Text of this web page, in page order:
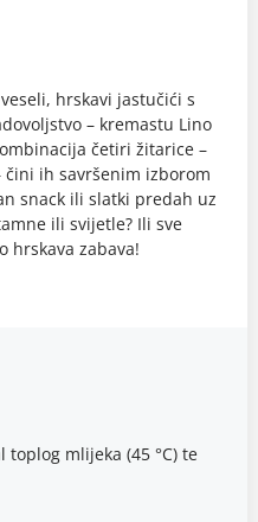
hrskavi jastučići s
– kremastu Lino
četiri žitarice –
čini ih savršenim izborom
snack ili slatki predah uz
ili svijetle? Ili sve
hrskava zabava!
mlijeka (45 °C) te